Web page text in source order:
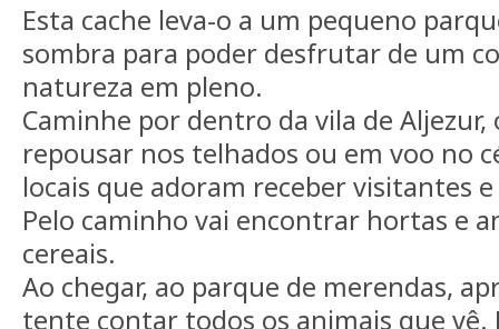
Esta cache leva-o a um pequeno
sombra para poder desfrutar de um
natureza em pleno.
Caminhe por dentro da vila de Aljezur,
repousar nos telhados ou em voo no
locais que adoram receber visitantes
Pelo caminho vai encontrar hortas e
cereais.
Ao chegar, ao parque de merendas,
tente contar todos os animais que vê.